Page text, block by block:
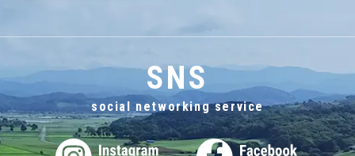
SNS
social networking service